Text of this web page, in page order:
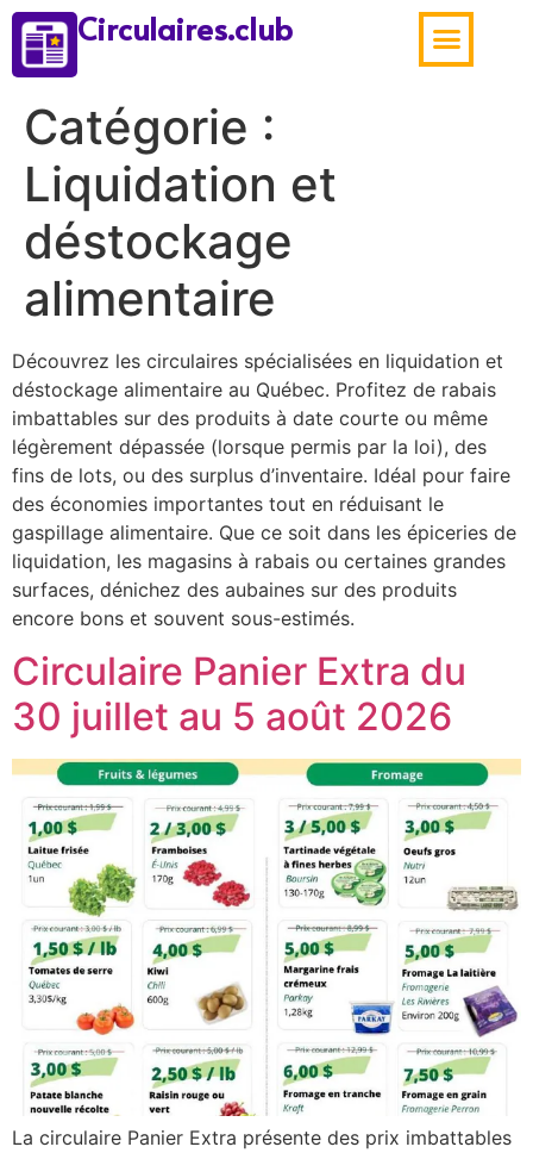
Circulaires.club
Catégorie :
Liquidation et
déstockage
alimentaire
Découvrez les circulaires spécialisées en liquidation et
déstockage alimentaire au Québec. Profitez de rabais
imbattables sur des produits à date courte ou même
légèrement dépassée (lorsque permis par la loi), des
fins de lots, ou des surplus d’inventaire. Idéal pour faire
des économies importantes tout en réduisant le
gaspillage alimentaire. Que ce soit dans les épiceries de
liquidation, les magasins à rabais ou certaines grandes
surfaces, dénichez des aubaines sur des produits
encore bons et souvent sous-estimés.
Circulaire Panier Extra du
30 juillet au 5 août 2026
La circulaire Panier Extra présente des prix imbattables